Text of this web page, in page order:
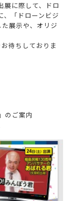
展に際して、ドロ
、「ドローンビジ
展示や、オリジ
待ちしておりま
のご案内